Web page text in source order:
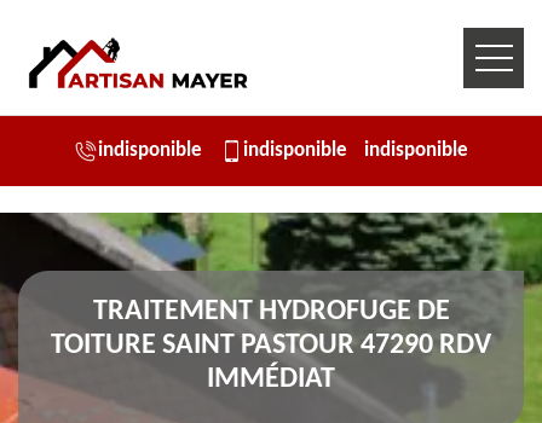
indisponible indisponible indisponible
TRAITEMENT HYDROFUGE DE
TOITURE SAINT PASTOUR 47290 RDV
IMMÉDIAT